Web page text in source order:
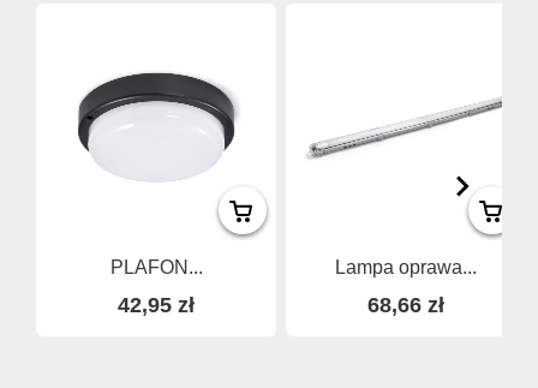
PLAFON...
42,95 zł
Lampa oprawa...
68,66 zł